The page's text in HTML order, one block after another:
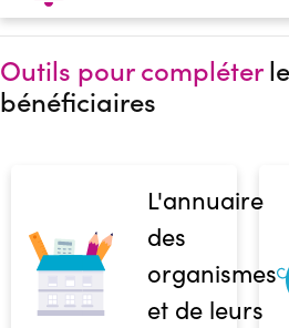
Outils pour compléter
bénéficiaires
L'annuaire
des
organismes
et de leurs